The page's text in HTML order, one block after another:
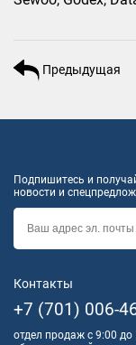
Предыдущая
Подпишитесь и
новости и
Контакты
+7 (701) 006-
отдел продаж с 9:00 до